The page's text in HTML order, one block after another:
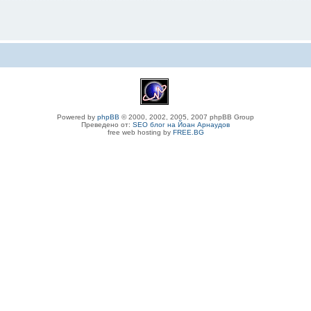
Powered by phpBB © 2000, 2002, 2005, 2007 phpBB Group
Преведено от: SEO блог на Йоан Арнаудов
free web hosting by FREE.BG